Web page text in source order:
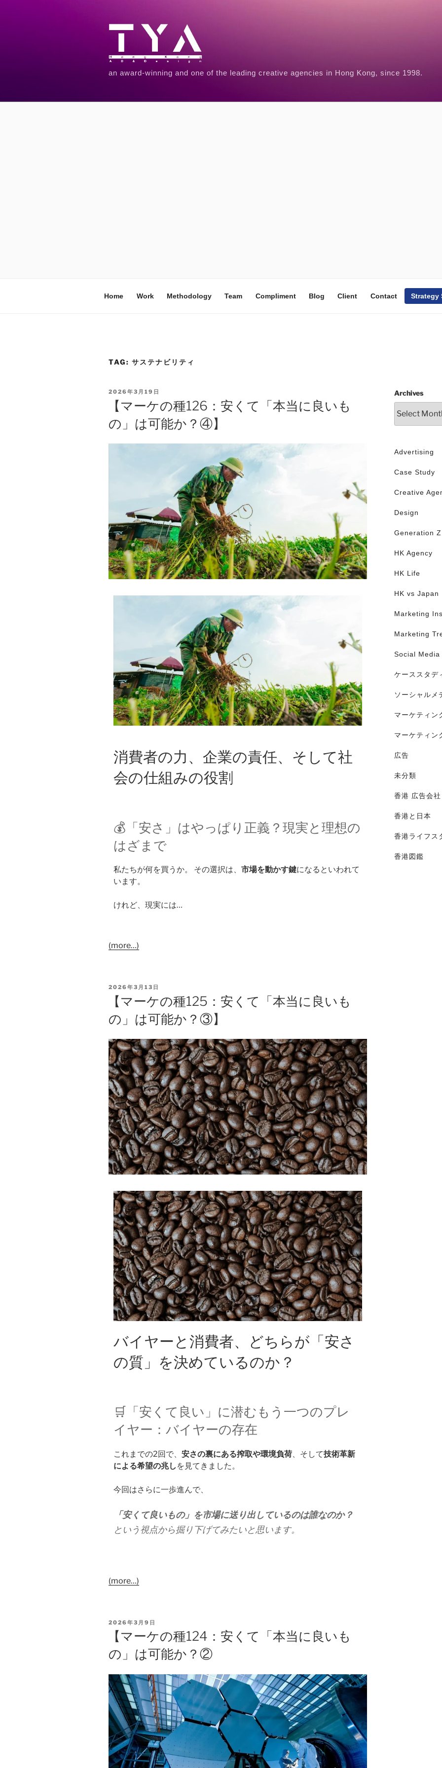
an award-winning and one of the leading creative agencies in Hong Kong, since 1998.
Home Work Methodology Team Compliment Blog Client Contact Strategy
TAG: サステナビリティ
2026年3月19日
【マーケの種126：安くて「本当に良いも
の」は可能か？④】
消費者の力、企業の責任、そして社
会の仕組みの役割
💰「安さ」はやっぱり正義？現実と理想の
はざまで
私たちが何を買うか。 その選択は、 市場を動かす鍵になるといわれて
います。
けれど、現実には…
(more…)
2026年3月13日
【マーケの種125：安くて「本当に良いも
の」は可能か？③】
バイヤーと消費者、どちらが「安さ
の質」を決めているのか？
🛒「安くて良い」に潜むもう一つのプレ
イヤー：バイヤーの存在
これまでの2回で、 安さの裏にある搾取や環境負荷 、そして技術革新
による希望の兆し を見てきました。
今回はさらに一歩進んで、
「安くて良いもの」を市場に送り出しているのは誰なのか？
という視点から掘り下げてみたいと思います。
(more…)
2026年3月9日
【マーケの種124：安くて「本当に良いも
の」は可能か？②
Archives
Advertising
Case Study
Creative
Design
Generation Z
HK Agency
HK Life
HK vs Japan
Marketing
Marketing
Social Media
ケーススタデ
ソーシャルメ
マーケティン
マーケティン
広告
未分類
香港 広告会社
香港と日本
香港ライフス
香港図鑑